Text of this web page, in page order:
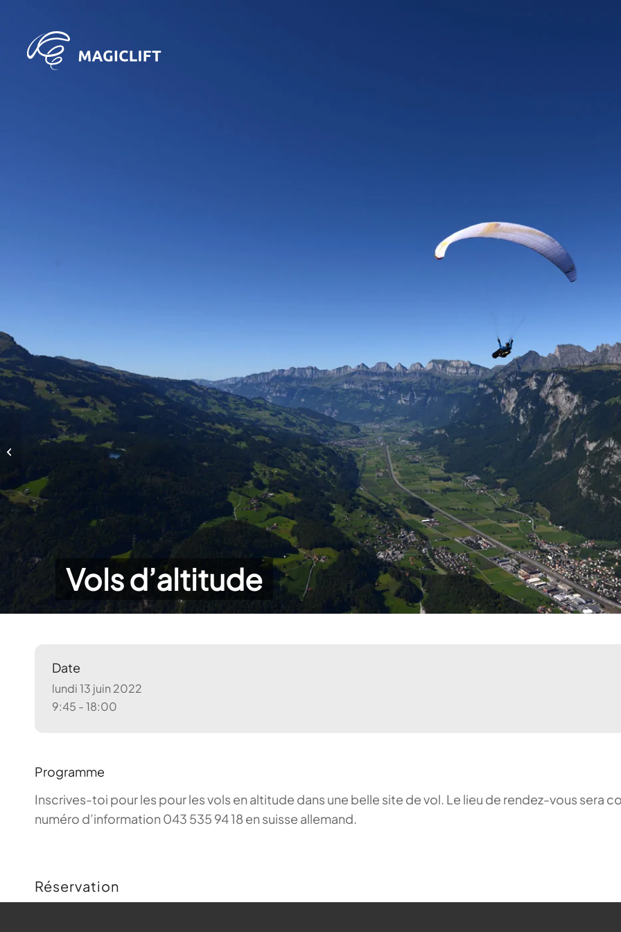
Vols d’altitude
Date
lundi 13 juin 2022
9:45 - 18:00
Programme
Inscrives-toi pour les pour les vols en altitude dans une belle site de vol. Le lieu de rendez-vous sera
numéro d’information 043 535 94 18 en suisse allemand.
Réservation